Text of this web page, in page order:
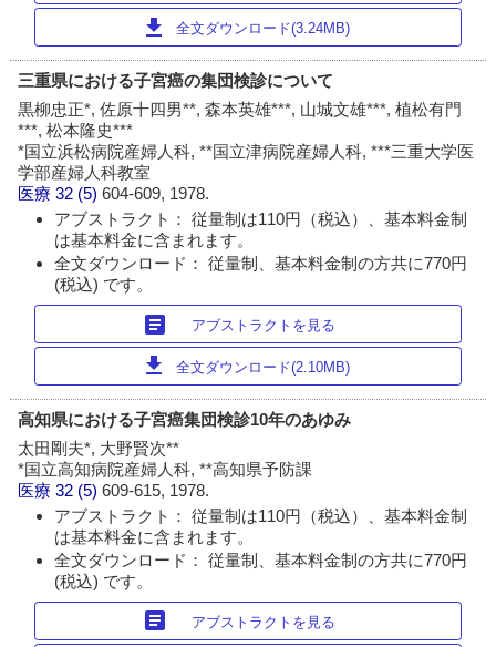
download 全文ダウンロード(3.24MB)
三重県における子宮癌の集団検診について
黒柳忠正*, 佐原十四男**, 森本英雄***, 山城文雄***, 植松有門
***, 松本隆史***
*国立浜松病院産婦人科, **国立津病院産婦人科, ***三重大学医
学部産婦人科教室
医療 32 (5)604-609, 1978.
アブストラクト： 従量制は110円（税込）、基本料金制
は基本料金に含まれます。
全文ダウンロード： 従量制、基本料金制の方共に770円
(税込) です。
article アブストラクトを見る
download 全文ダウンロード(2.10MB)
高知県における子宮癌集団検診10年のあゆみ
太田剛夫*, 大野賢次**
*国立高知病院産婦人科, **高知県予防課
医療 32 (5)609-615, 1978.
アブストラクト： 従量制は110円（税込）、基本料金制
は基本料金に含まれます。
全文ダウンロード： 従量制、基本料金制の方共に770円
(税込) です。
article アブストラクトを見る